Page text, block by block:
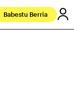
Babestu Berria